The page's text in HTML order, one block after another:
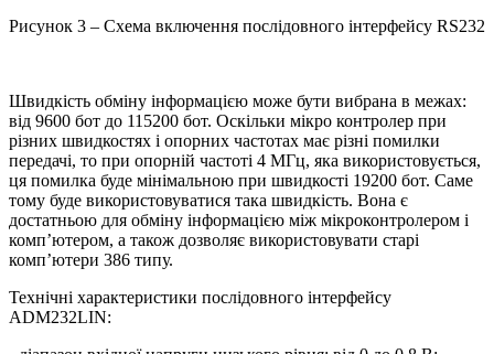
Рисунок 3 – Схема включення послідовного інтерфейсу RS232
Швидкість обміну інформацією може бути вибрана в межах:
від 9600 бот до 115200 бот. Оскільки мікро контролер при
різних швидкостях і опорних частотах має різні помилки
передачі, то при опорній частоті 4 МГц, яка використовується,
ця помилка буде мінімальною при швидкості 19200 бот. Саме
тому буде використовуватися така швидкість. Вона є
достатньою для обміну інформацією між мікроконтролером і
комп’ютером, а також дозволяє використовувати старі
комп’ютери 386 типу.
Технічні характеристики послідовного інтерфейсу
ADM232LIN: